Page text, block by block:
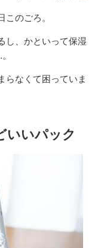
のごろ。
し、かといって保湿
らなくて困っていま
いいパック